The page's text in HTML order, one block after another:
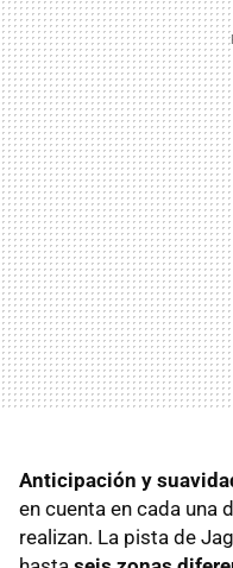
Anticipación y
en cuenta en cada una
realizan. La pista de